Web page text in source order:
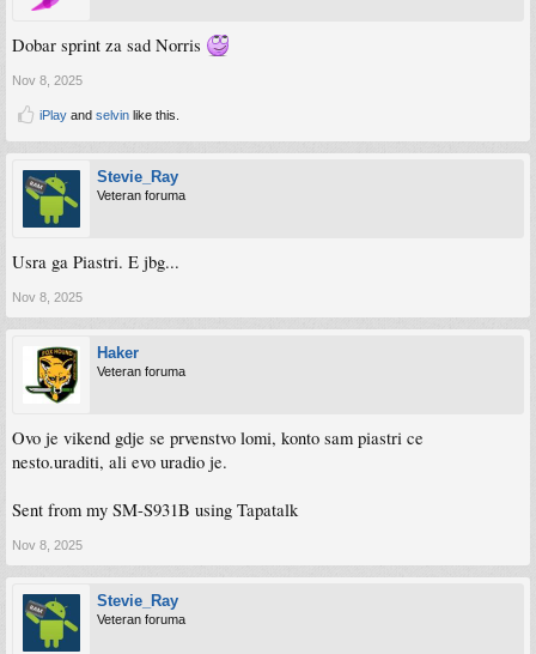
Dobar sprint za sad Norris
Nov 8, 2025
iPlay and selvin like this.
Stevie_Ray
Veteran foruma
Usra ga Piastri. E jbg...
Nov 8, 2025
Haker
Veteran foruma
Ovo je vikend gdje se prvenstvo lomi, konto sam piastri ce
nesto.uraditi, ali evo uradio je.
Sent from my SM-S931B using Tapatalk
Nov 8, 2025
Stevie_Ray
Veteran foruma